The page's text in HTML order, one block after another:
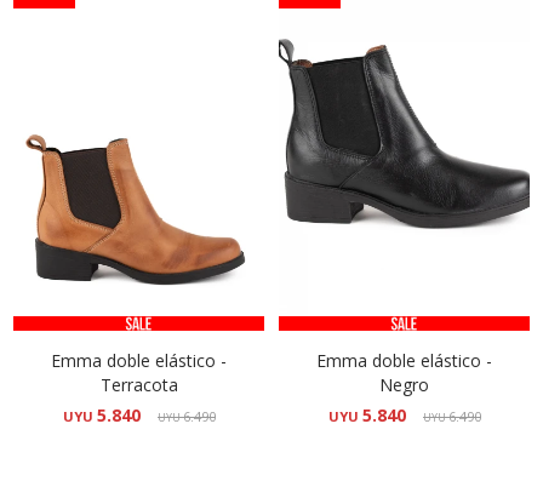
Emma doble elástico -
Terracota
UYU 5.840 UYU6.490
Emma doble elástico -
Negro
UYU 5.840 UYU6.490